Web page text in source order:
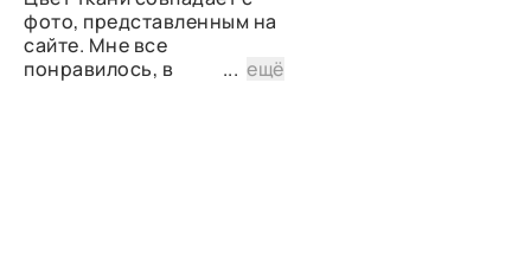
фото, представленным на
сайте. Мне все
понравилось, в
...ещё